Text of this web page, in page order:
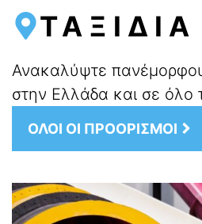
ΤΑΞΙΔΙΑ
Ανακαλύψτε
στην Ελλάδα και σε όλο
ΟΛΟΙ ΟΙ ΠΡΟΟΡΙΣΜΟΙ